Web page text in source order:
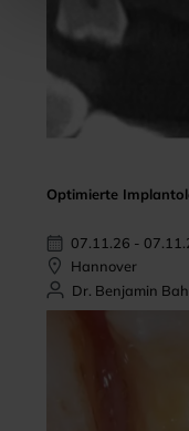
Optimierte
07.11.26 -
Hannover
Dr. Benjamin